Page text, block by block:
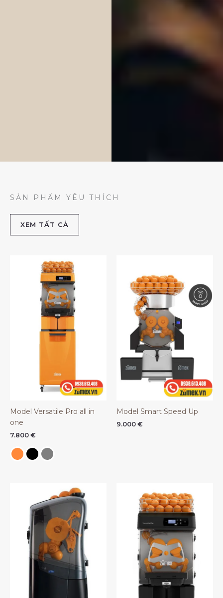
SẢN PHẨM YÊU THÍCH
XEM TẤT CẢ
Model Versatile Pro all in
one
7.800 €
Model Smart Speed Up
9.000 €